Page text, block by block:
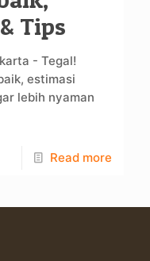
Tips
- Tegal!
estimasi
lebih nyaman
Read more